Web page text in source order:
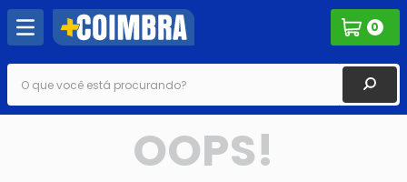
0
O que você está procurando?
OOPS!